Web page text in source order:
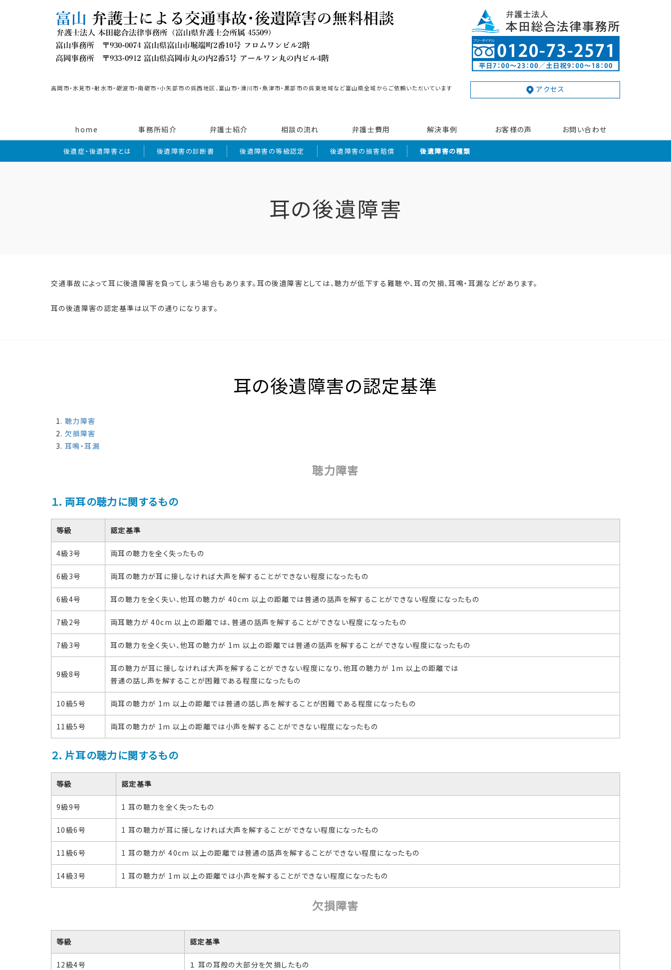
高岡市・氷見市・射水市・砺波市・南砺市・小矢部市の呉西地区、富山市・滑川市・魚津市・黒部市の呉東地域など富山県全域からご依頼いただいています アクセス
home 事務所紹介 弁護士紹介 相談の流れ 弁護士費用 解決事例 お客様の声 お問い合わせ
後遺症・後遺障害とは 後遺障害の診断書 後遺障害の等級認定 後遺障害の損害賠償 後遺障害の種類
耳の後遺障害
交通事故によって耳に後遺障害を負ってしまう場合もあります。耳の後遺障害としては、聴力が低下する難聴や、耳の欠損、耳鳴・耳漏などがあります。
耳の後遺障害の認定基準は以下の通りになります。
耳の後遺障害の認定基準
聴力障害
欠損障害
耳鳴・耳漏
聴力障害
１．両耳の聴力に関するもの
等級 認定基準
4級3号 両耳の聴力を全く失ったもの
6級3号 両耳の聴力が耳に接しなければ大声を解することができない程度になったもの
6級4号 耳の聴力を全く失い、他耳の聴力が 40cm 以上の距離では普通の話声を解することができない程度になったもの
7級2号 両耳聴力が 40cm 以上の距離では、普通の話声を解することができない程度になったもの
7級3号 耳の聴力を全く失い、他耳の聴力が 1m 以上の距離では普通の話声を解することができない程度になったもの
9級8号
耳の聴力が耳に接しなければ大声を解することができない程度になり、他耳の聴力が 1m 以上の距離では
普通の話し声を解することが困難である程度になったもの
10級5号 両耳の聴力が 1m 以上の距離では普通の話し声を解することが困難である程度になったもの
11級5号 両耳の聴力が 1m 以上の距離では小声を解することができない程度になったもの
２．片耳の聴力に関するもの
等級 認定基準
9級9号 1 耳の聴力を全く失ったもの
10級6号 1 耳の聴力が耳に接しなければ大声を解することができない程度になったもの
11級6号 1 耳の聴力が 40cm 以上の距離では普通の話声を解することができない程度になったもの
14級3号 1 耳の聴力が 1m 以上の距離では小声を解することができない程度になったもの
欠損障害
等級 認定基準
12級4号 １ 耳の耳殻の大部分を欠損したもの